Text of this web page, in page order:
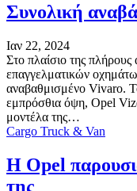
Συνολική
Ιαν 22, 2024
Στο πλαίσιο της
επαγγελματικών
αναβαθμισμένο Vivaro.
εμπρόσθια όψη, Opel
μοντέλα της…
Cargo Truck & Van
Η Opel
της